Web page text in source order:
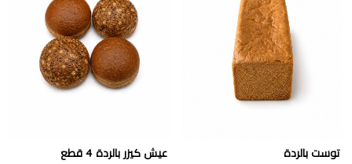
توست بالردة عيش كيزر بالردة 4 قطع